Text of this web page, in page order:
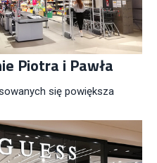
Piotra i Pawła
się powiększa